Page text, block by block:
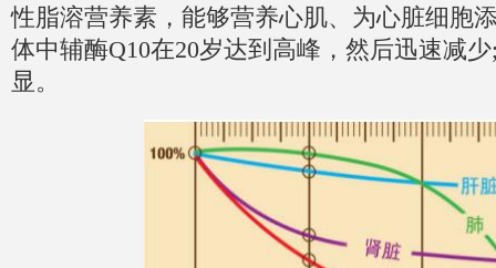
性脂溶营养素，能够营养心肌、为心脏细胞
体中辅酶Q10在20岁达到高峰，然后迅速减
显。